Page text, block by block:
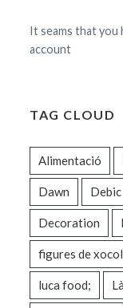
It seams that
account
TAG CLOUD
Alimentació
Dawn Debic
Decoration
figures de
luca food;